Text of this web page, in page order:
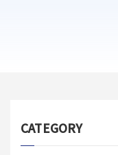
CATEGORY